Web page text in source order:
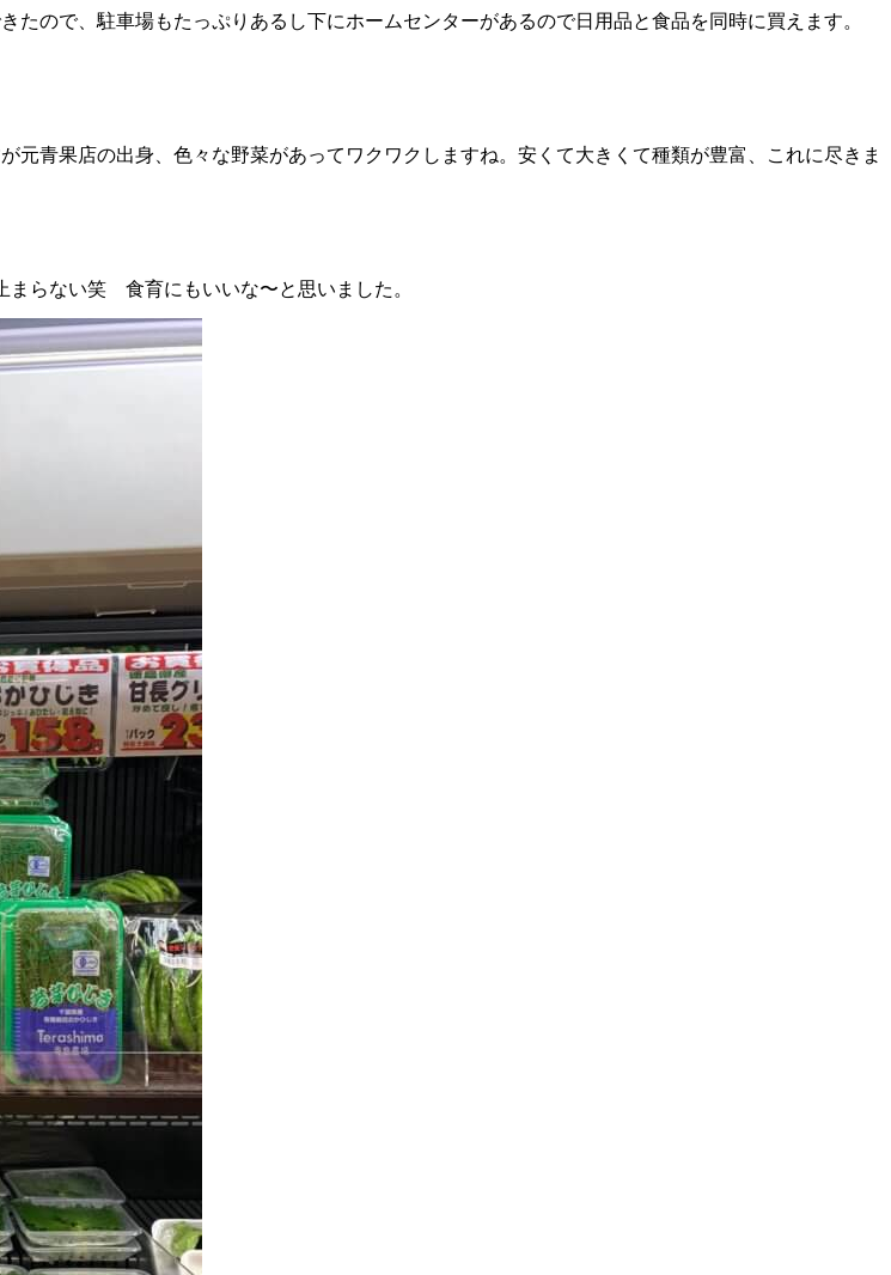
ので、駐車場もたっぷりあるし下にホームセンターがあるので日用品と食品を同時に買えます。
青果店の出身、色々な野菜があってワクワクしますね。安くて大きくて種類が豊富、これに尽きま
まらない笑 食育にもいいな〜と思いました。